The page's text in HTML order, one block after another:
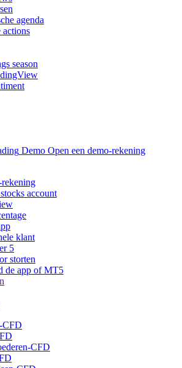
agenda
actions
season
Demo Open een demo-rekening
account
klant
5
storten
de app of MT5
CFD
CFD